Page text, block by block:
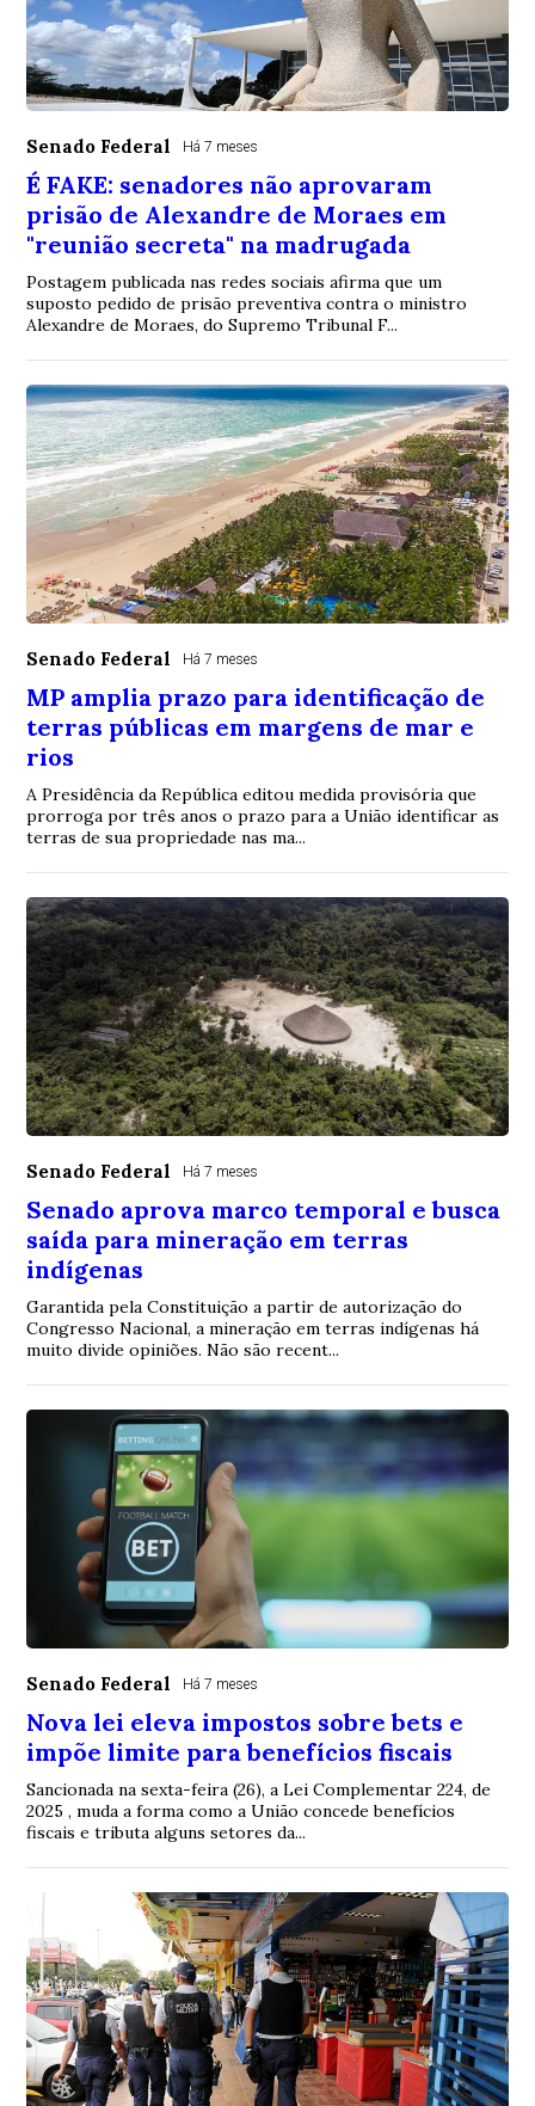
Senado Federal Há 7 meses
É FAKE: senadores não aprovaram
prisão de Alexandre de Moraes em
"reunião secreta" na madrugada
Postagem publicada nas redes sociais afirma que um
suposto pedido de prisão preventiva contra o ministro
Alexandre de Moraes, do Supremo Tribunal F...
Senado Federal Há 7 meses
MP amplia prazo para identificação de
terras públicas em margens de mar e
rios
A Presidência da República editou medida provisória que
prorroga por três anos o prazo para a União identificar as
terras de sua propriedade nas ma...
Senado Federal Há 7 meses
Senado aprova marco temporal e busca
saída para mineração em terras
indígenas
Garantida pela Constituição a partir de autorização do
Congresso Nacional, a mineração em terras indígenas há
muito divide opiniões. Não são recent...
Senado Federal Há 7 meses
Nova lei eleva impostos sobre bets e
impõe limite para benefícios fiscais
Sancionada na sexta-feira (26), a Lei Complementar 224, de
2025 , muda a forma como a União concede benefícios
fiscais e tributa alguns setores da...